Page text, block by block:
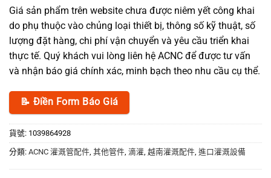
Giá sản phẩm trên website chưa được niêm yết công khai
do phụ thuộc vào chủng loại thiết bị, thông số kỹ thuật, số
lượng đặt hàng, chi phí vận chuyển và yêu cầu triển khai
thực tế. Quý khách vui lòng liên hệ ACNC để được tư vấn
và nhận báo giá chính xác, minh bạch theo nhu cầu cụ thể.
📝 Điền Form Báo Giá
貨號: 1039864928
分類: ACNC 灌溉管配件 其他管件 滴灌 越南灌溉配件 進口灌溉設備